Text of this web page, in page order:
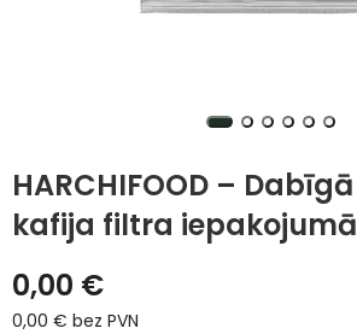
HARCHIFOOD – Dabīgā
kafija filtra iepakojumā
0,00 €
0,00 € bez PVN